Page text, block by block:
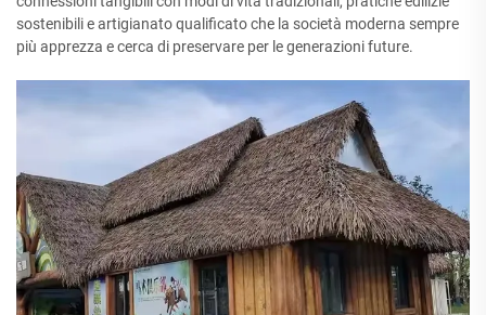
sostenibili e artigianato qualificato che la società moderna sempre
più apprezza e cerca di preservare per le generazioni future.